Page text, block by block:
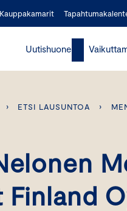
Kauppakamarit
Uutishuone
› ETSI LAUSUNTOA ›
Finland